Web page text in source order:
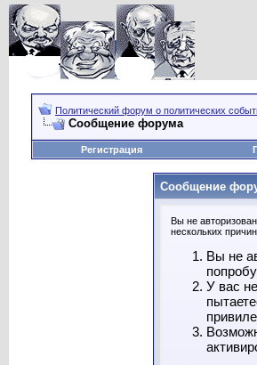
Политический форум о политических
Сообщение форума
Регистрация
Сообщение
Вы не
нескольких
Вы не
У вас